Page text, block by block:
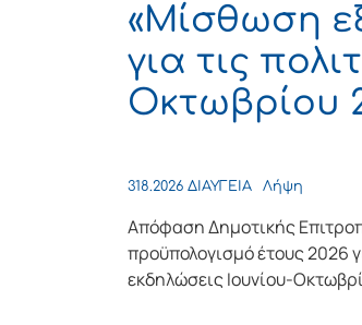
«Μίσθωση
για τις
Οκτωβρίου
318.2026 ΔΙΑΥΓΕΙΑ Λήψη
Απόφαση Δημοτικής
προϋπολογισμό έτους 2026
εκδηλώσεις Ιουνίου-